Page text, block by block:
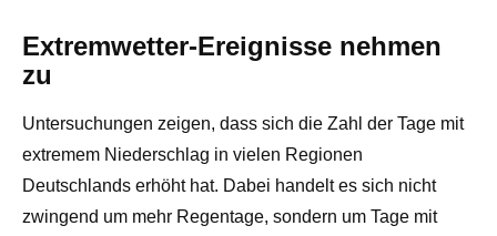
Extremwetter-Ereignisse nehmen
zu
Untersuchungen zeigen, dass sich die Zahl der Tage mit
extremem Niederschlag in vielen Regionen
Deutschlands erhöht hat. Dabei handelt es sich nicht
zwingend um mehr Regentage, sondern um Tage mit